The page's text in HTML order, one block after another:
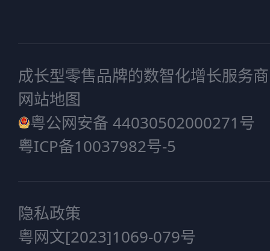
成长型零售品牌的数智化增长服务商
网站地图
粤公网安备 44030502000271号
粤ICP备10037982号-5
隐私政策
粤网文[2023]1069-079号